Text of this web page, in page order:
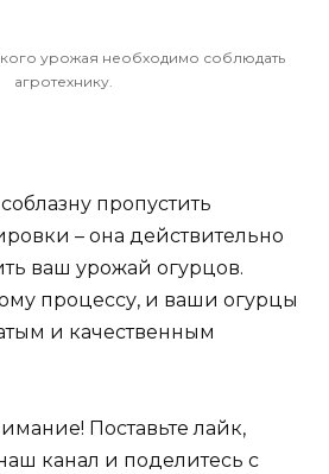
урожая необходимо соблюдать
агротехнику.
пропустить
– она действительно
ваш урожай огурцов.
процессу, и ваши огурцы
и качественным
Поставьте лайк,
канал и поделитесь с